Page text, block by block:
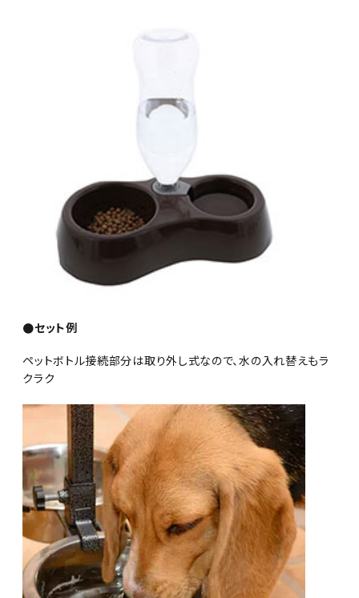
●セット例
ペットボトル接続部分は取り外し式なので、水の入れ替えもラ
クラク